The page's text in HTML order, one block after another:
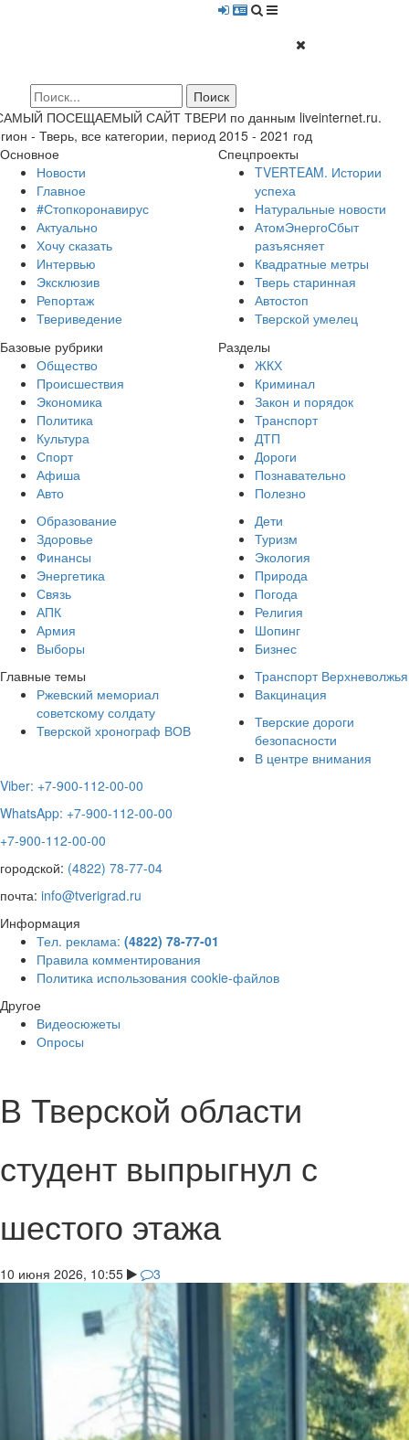
ПОСЕЩАЕМЫЙ САЙТ ТВЕРИ по данным liveinternet.ru.
- Тверь, все категории, период 2015 - 2021 год
Основное
Новости
Главное
#Стопкоронавирус
Актуально
Хочу сказать
Интервью
Эксклюзив
Репортаж
Твериведение
Спецпроекты
TVERTEAM. Истории
успеха
Натуральные новости
АтомЭнергоСбыт
разъясняет
Квадратные метры
Тверь старинная
Автостоп
Тверской умелец
Базовые рубрики
Общество
Происшествия
Экономика
Политика
Культура
Спорт
Афиша
Авто
Разделы
ЖКХ
Криминал
Закон и порядок
Транспорт
ДТП
Дороги
Познавательно
Полезно
Образование
Здоровье
Финансы
Энергетика
Связь
АПК
Армия
Выборы
Дети
Туризм
Экология
Природа
Погода
Религия
Шопинг
Бизнес
Главные темы
Ржевский мемориал
советскому солдату
Тверской хронограф ВОВ
Транспорт Верхневолжья
Вакцинация
Тверские дороги
безопасности
В центре внимания
Viber: +7-900-112-00-00
WhatsApp: +7-900-112-00-00
+7-900-112-00-00
городской: (4822) 78-77-04
почта: info@tverigrad.ru
Информация
Тел. реклама: (4822) 78-77-01
Правила комментирования
Политика использования cookie-файлов
Другое
Видеосюжеты
Опросы
В Тверской области
студент выпрыгнул с
шестого этажа
10 июня 2026, 10:55 3